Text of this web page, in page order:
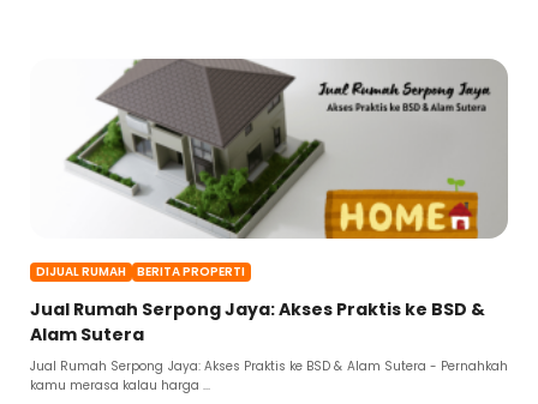
DIJUAL RUMAH BERITA PROPERTI
Jual Rumah Serpong Jaya: Akses Praktis ke BSD &
Alam Sutera
Jual Rumah Serpong Jaya: Akses Praktis ke BSD & Alam Sutera - Pernahkah
kamu merasa kalau harga ...